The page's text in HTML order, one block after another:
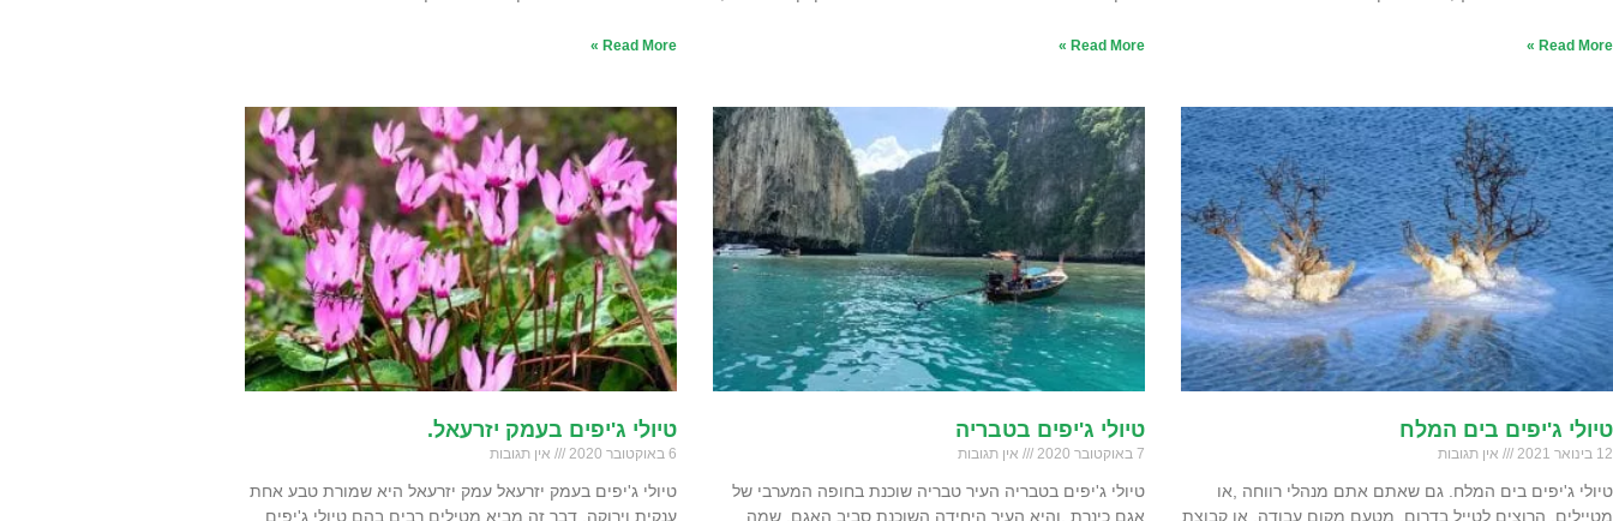
Read More »
Read More »
Read More »
טיולי ג'יפים בים המלח
12 בינואר 2021 אין תגובות
טיולי ג'יפים בים המלח. גם שאתם אתם מנהלי רווחה ,או
מטיילים, הרוצים לטייל בדרום. מטעם מקום עבודה. או קבוצת
טיולי ג'יפים בטבריה
7 באוקטובר 2020 אין תגובות
טיולי ג'יפים בטבריה העיר טבריה שוכנת בחופה המערבי של
אגם כינרת ,והיא העיר היחידה השוכנת סביב האגם. שמה
טיולי ג'יפים בעמק יזרעאל.
6 באוקטובר 2020 אין תגובות
טיולי ג'יפים בעמק יזרעאל עמק יזרעאל היא שמורת טבע אחת
ענקית וירוקה. דבר זה מביא מטילים רבים בהם טיולי ג'יפים